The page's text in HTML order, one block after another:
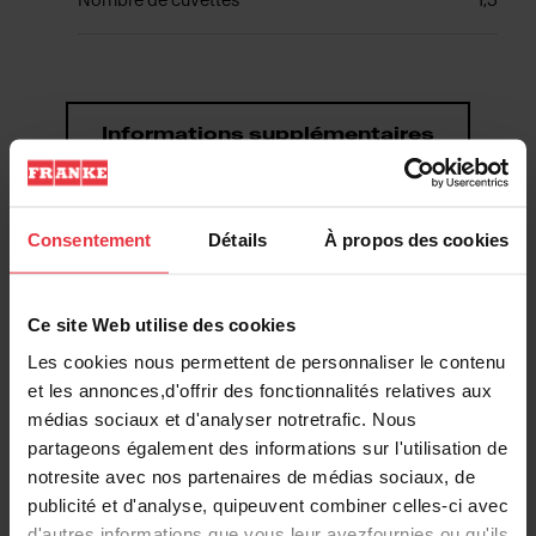
Consentement Détails À propos des cookies
Ce site Web utilise des cookies
Les cookies nous permettent de personnaliser le contenu
et les annonces,d'offrir des fonctionnalités relatives aux
médias sociaux et d'analyser notretrafic. Nous
partageons également des informations sur l'utilisation de
notresite avec nos partenaires de médias sociaux, de
publicité et d'analyse, quipeuvent combiner celles-ci avec
Informations supplémentaires
Téléchargements
DXF